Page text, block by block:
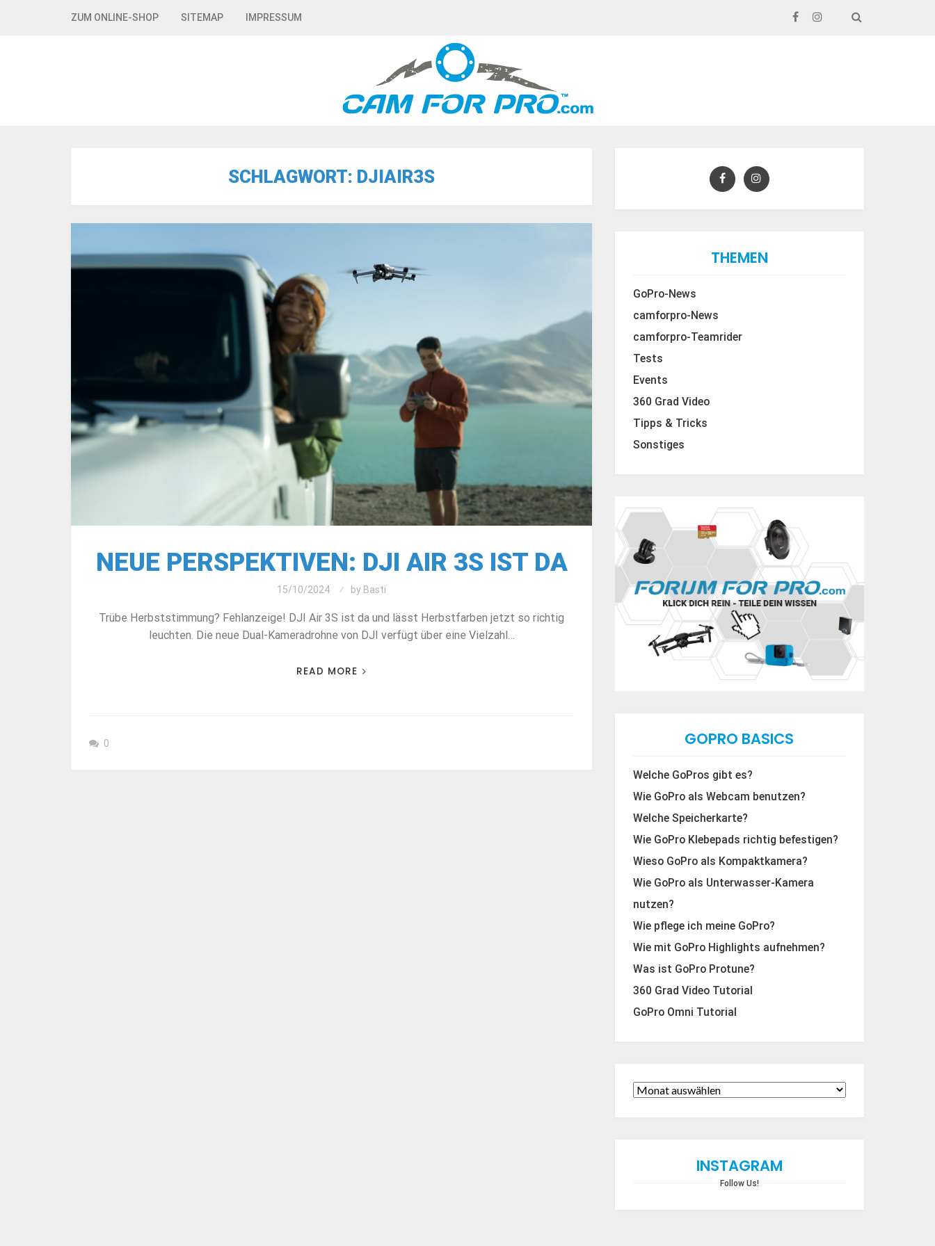
ZUM ONLINE-SHOP SITEMAP IMPRESSUM SEARCH
SCHLAGWORT: DJIAIR3S
NEUE PERSPEKTIVEN: DJI AIR 3S IST DA
15/10/2024 by Basti
Trübe Herbststimmung? Fehlanzeige! DJI Air 3S ist da und lässt Herbstfarben jetzt so richtig
leuchten. Die neue Dual-Kameradrohne von DJI verfügt über eine Vielzahl…
READ MORE
0
THEMEN
GoPro-News
camforpro-News
camforpro-Teamrider
Tests
Events
360 Grad Video
Tipps & Tricks
Sonstiges
GOPRO BASICS
Welche GoPros gibt es?
Wie GoPro als Webcam benutzen?
Welche Speicherkarte?
Wie GoPro Klebepads richtig befestigen?
Wieso GoPro als Kompaktkamera?
Wie GoPro als Unterwasser-Kamera
nutzen?
Wie pflege ich meine GoPro?
Wie mit GoPro Highlights aufnehmen?
Was ist GoPro Protune?
360 Grad Video Tutorial
GoPro Omni Tutorial
INSTAGRAM
Follow Us!